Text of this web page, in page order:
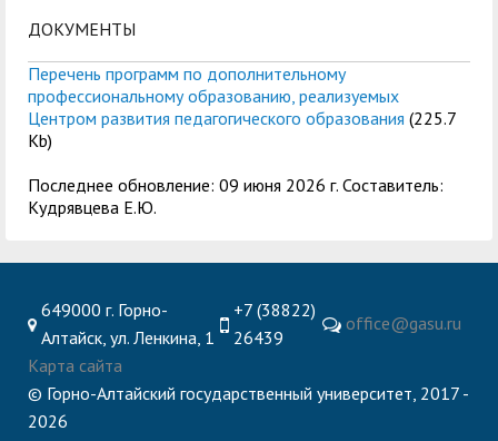
ДОКУМЕНТЫ
Перечень программ по дополнительному
профессиональному образованию, реализуемых
Центром развития педагогического образования (225.7
Kb)
Последнее обновление: 09 июня 2026 г. Составитель:
Кудрявцева Е.Ю.
649000 г. Горно-
Алтайск, ул. Ленкина, 1
+7 (38822)
26439
office@gasu.ru
Карта сайта
© Горно-Алтайский государственный университет, 2017 -
2026